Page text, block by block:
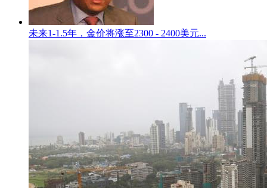
未来1-1.5年，金价将涨至2300 - 2400美元...